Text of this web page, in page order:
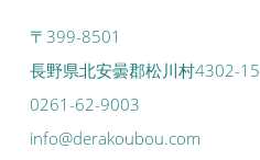
〒399-8501
長野県北安曇郡松川村4302-15
0261-62-9003
info@derakoubou.com